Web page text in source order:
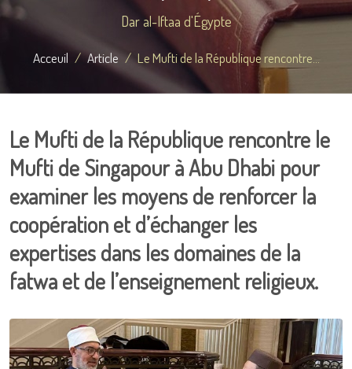
Dar al-Iftaa d'Égypte
Acceuil Article Le Mufti de la République rencontre...
Le Mufti de la République rencontre le
Mufti de Singapour à Abu Dhabi pour
examiner les moyens de renforcer la
coopération et d’échanger les
expertises dans les domaines de la
fatwa et de l’enseignement religieux.